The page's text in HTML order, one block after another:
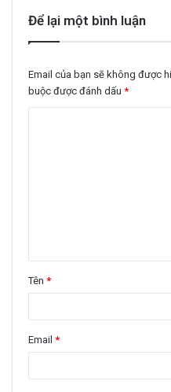
Để lại một bình luận
Email của bạn sẽ không được
buộc được đánh dấu *
Tên *
Email *